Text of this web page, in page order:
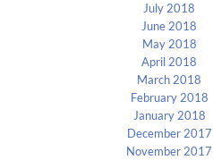
July 2018
June 2018
May 2018
April 2018
March 2018
February 2018
January 2018
December 2017
November 2017